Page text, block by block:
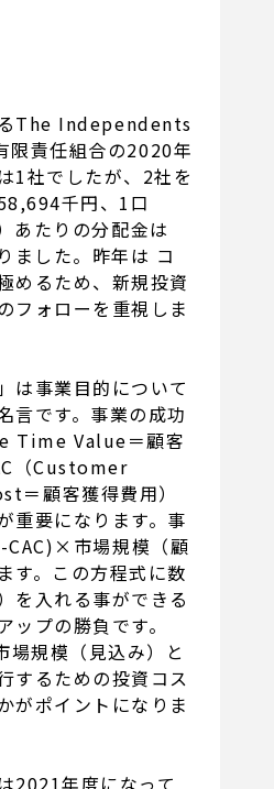
The Independents
限責任組合の2020年
1社でしたが、2社を
千円、1口
あたりの分配金は
ました。昨年は コ
めるため、新規投資
フォローを重視しま
は事業目的について
言です。事業の成功
Time Value＝顧客
（Customer
顧客獲得費用）
重要になります。事
CAC)×市場規模（顧
す。この方程式に数
を入れる事ができる
ップの勝負です。
場規模（見込み）と
するための投資コス
がポイントになりま
2021年度になって